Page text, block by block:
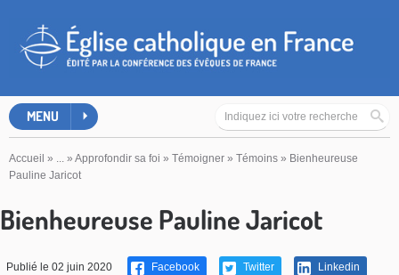
MENU
Accueil » ... » Approfondir sa foi » Témoigner » Témoins » Bienheureuse
Pauline Jaricot
Bienheureuse Pauline Jaricot
Publié le 02 juin 2020 Facebook Twitter Linkedin